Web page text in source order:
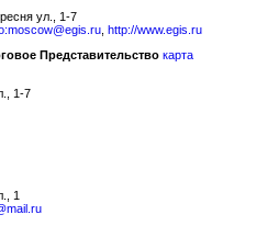
ул., 1-7
http://www.egis.ru
Представительство карта
1-7
1